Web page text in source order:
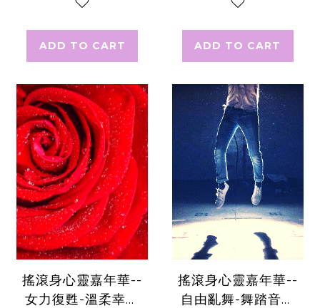
ADD TO CART ADD TO CART
搖滾身心靈嘉年華--
女力復甦-溫柔幸福
搖滾身心靈嘉年華--
自由亂舞-舞踏音樂